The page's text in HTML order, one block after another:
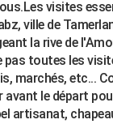
visites
ville de
la rive de
pas toutes les
marchés, etc...
avant le départ
artisanat,